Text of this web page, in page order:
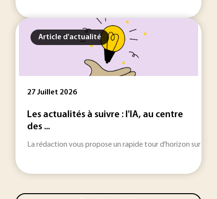
Article d'actualité
27 Juillet 2026
Les actualités à suivre : l'IA, au centre
des ...
La rédaction vous propose un rapide tour d'horizon sur les